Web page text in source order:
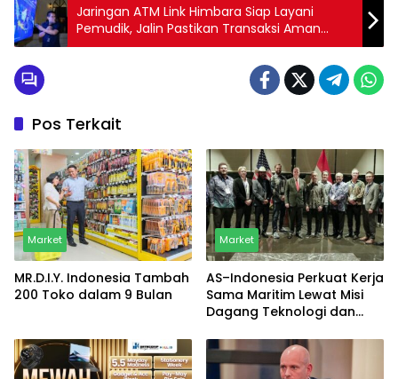
Jaringan ATM Link Himbara Siap Layani
Pemudik, Jalin Pastikan Transaksi Aman
Selama Lebaran
Pos Terkait
Market
MR.D.I.Y. Indonesia Tambah
200 Toko dalam 9 Bulan
Market
AS–Indonesia Perkuat Kerja
Sama Maritim Lewat Misi
Dagang Teknologi dan